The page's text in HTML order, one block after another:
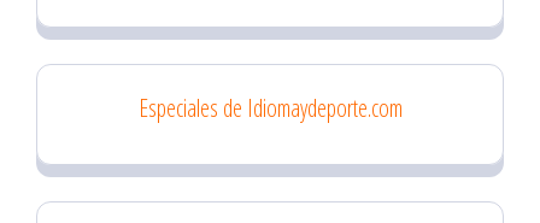
Especiales de Idiomaydeporte.com